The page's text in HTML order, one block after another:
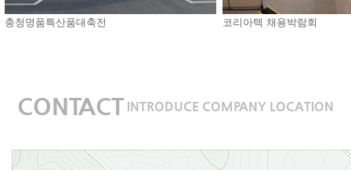
충청명품특산품대축전 코리아텍 채용박람회
CONTACT INTRODUCE COMPANY LOCATION